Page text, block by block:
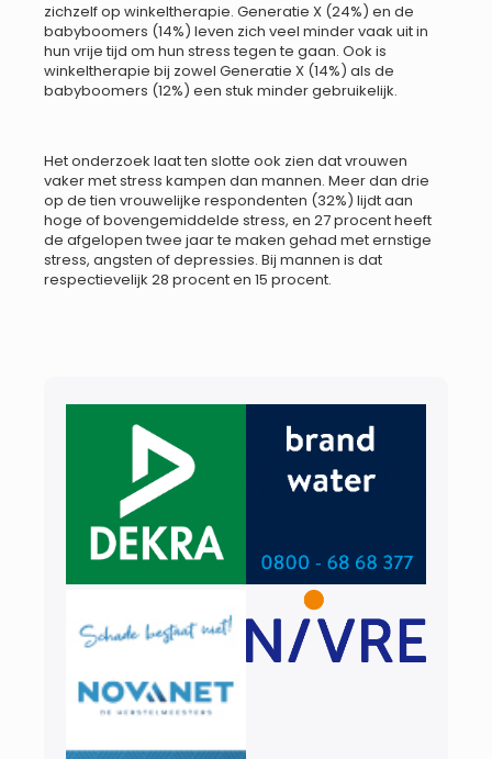
zichzelf op winkeltherapie. Generatie X (24%) en de
babyboomers (14%) leven zich veel minder vaak uit in
hun vrije tijd om hun stress tegen te gaan. Ook is
winkeltherapie bij zowel Generatie X (14%) als de
babyboomers (12%) een stuk minder gebruikelijk.
Het onderzoek laat ten slotte ook zien dat vrouwen
vaker met stress kampen dan mannen. Meer dan drie
op de tien vrouwelijke respondenten (32%) lijdt aan
hoge of bovengemiddelde stress, en 27 procent heeft
de afgelopen twee jaar te maken gehad met ernstige
stress, angsten of depressies. Bij mannen is dat
respectievelijk 28 procent en 15 procent.